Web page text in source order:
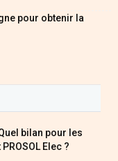
pour obtenir la
bilan pour les
Elec ?